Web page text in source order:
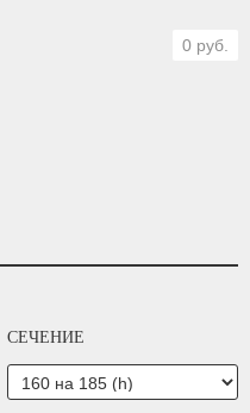
0 руб.
СЕЧЕНИЕ